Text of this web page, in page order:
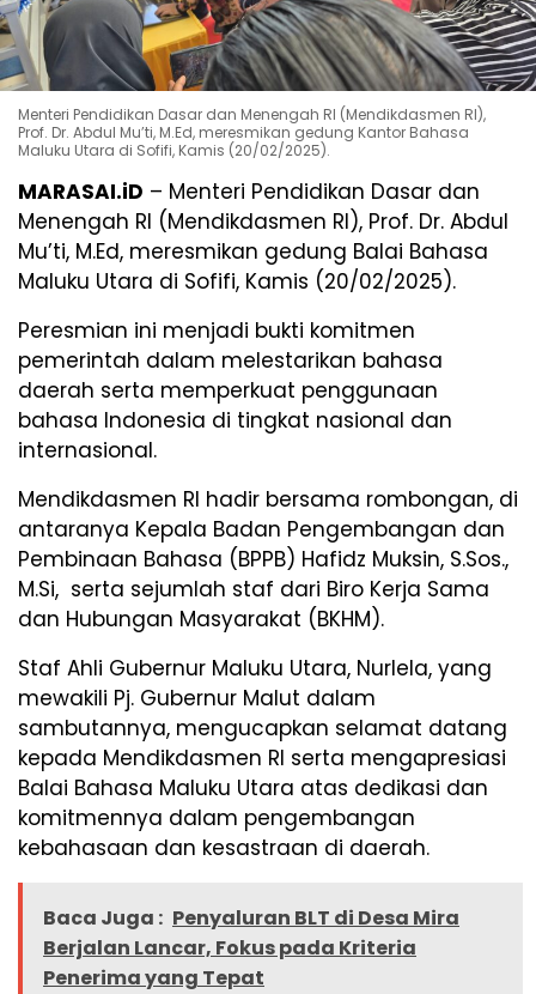
Menteri Pendidikan Dasar dan Menengah RI (Mendikdasmen RI),
Prof. Dr. Abdul Mu’ti, M.Ed, meresmikan gedung Kantor Bahasa
Maluku Utara di Sofifi, Kamis (20/02/2025).
MARASAI.iD – Menteri Pendidikan Dasar dan
Menengah RI (Mendikdasmen RI), Prof. Dr. Abdul
Mu’ti, M.Ed, meresmikan gedung Balai Bahasa
Maluku Utara di Sofifi, Kamis (20/02/2025).
Peresmian ini menjadi bukti komitmen
pemerintah dalam melestarikan bahasa
daerah serta memperkuat penggunaan
bahasa Indonesia di tingkat nasional dan
internasional.
Mendikdasmen RI hadir bersama rombongan, di
antaranya Kepala Badan Pengembangan dan
Pembinaan Bahasa (BPPB) Hafidz Muksin, S.Sos.,
M.Si, serta sejumlah staf dari Biro Kerja Sama
dan Hubungan Masyarakat (BKHM).
Staf Ahli Gubernur Maluku Utara, Nurlela, yang
mewakili Pj. Gubernur Malut dalam
sambutannya, mengucapkan selamat datang
kepada Mendikdasmen RI serta mengapresiasi
Balai Bahasa Maluku Utara atas dedikasi dan
komitmennya dalam pengembangan
kebahasaan dan kesastraan di daerah.
Baca Juga : Penyaluran BLT di Desa Mira
Berjalan Lancar, Fokus pada Kriteria
Penerima yang Tepat